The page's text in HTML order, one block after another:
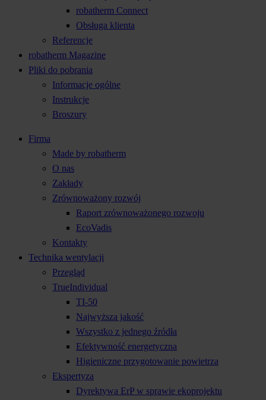
robatherm Connect
Obsługa klienta
Referencje
robatherm Magazine
Pliki do pobrania
Informacje ogólne
Instrukcje
Broszury
Firma
Made by robatherm
O nas
Zakłady
Zrównoważony rozwój
Raport zrównoważonego rozwoju
EcoVadis
Kontakty
Technika wentylacji
Przegląd
TrueIndividual
TI-50
Najwyższa jakość
Wszystko z jednego źródła
Efektywność energetyczna
Higieniczne przygotowanie powietrza
Ekspertyza
Dyrektywa ErP w sprawie ekoprojektu